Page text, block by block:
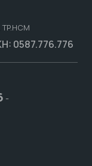
0587.776.776
-